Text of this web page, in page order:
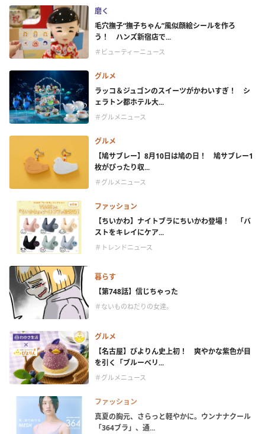
磨く
毛穴撫子“撫子ちゃん”風似顔絵シールを作ろ
う！ ハンズ新宿店で...
＃ビューティーニュース
グルメ
ラッコ＆ジュゴンのスイーツがかわいすぎ！ シ
ェラトン都ホテル大...
＃グルメニュース
グルメ
【鳩サブレー】8月10日は鳩の日！ 鳩サブレー1
枚がぴったり収...
＃グルメニュース
ファッション
【ちいかわ】ナイトブラにちいかわ登場！ 「バ
ストをキレイにケア...
＃トレンドニュース
暮らす
【第748話】信じちゃった
＃ないものねだりの女達。
グルメ
【名古屋】ぴよりん史上初！ 爽やかな紫色が目
を引く「ブルーベリ...
＃グルメニュース
ファッション
真夏の胸元、さらっと軽やかに。ウンナナクール
「364ブラ」、通...